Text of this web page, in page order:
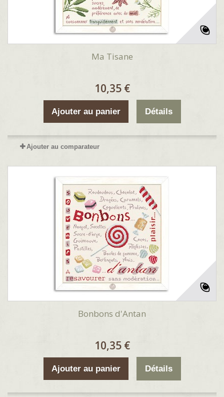
Ma Tisane
10,35 €
Ajouter au panier Détails
Ajouter au comparateur
Bonbons d'Antan
10,35 €
Ajouter au panier Détails